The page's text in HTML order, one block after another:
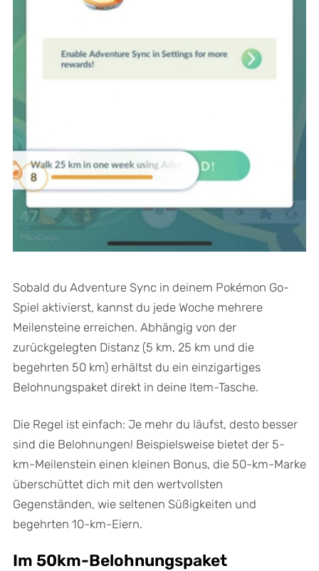
Sobald du Adventure Sync in deinem Pokémon Go-
Spiel aktivierst, kannst du jede Woche mehrere
Meilensteine erreichen. Abhängig von der
zurückgelegten Distanz (5 km, 25 km und die
begehrten 50 km) erhältst du ein einzigartiges
Belohnungspaket direkt in deine Item-Tasche.
Die Regel ist einfach: Je mehr du läufst, desto besser
sind die Belohnungen! Beispielsweise bietet der 5-
km-Meilenstein einen kleinen Bonus, die 50-km-Marke
überschüttet dich mit den wertvollsten
Gegenständen, wie seltenen Süßigkeiten und
begehrten 10-km-Eiern.
Im 50km-Belohnungspaket